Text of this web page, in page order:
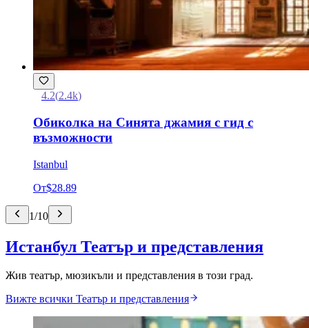
4.2(2.4k)
Обиколка на Синята джамия с гид с
възможности
Istanbul
От$28.89
1/10
Истанбул Театър и представления
Жив театър, мюзикъли и представления в този град.
Вижте всички Театър и представления